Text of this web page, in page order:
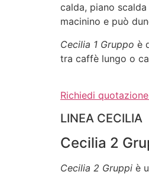
calda, piano
macinino e può
Cecilia 1 Gruppo è
tra caffè lungo o
Richiedi
LINEA CECILIA
Cecilia 2
Cecilia 2 Gruppi è